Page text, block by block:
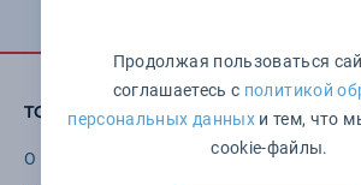
TOOMANYGIFTS
О компании
Бренды
Продолжая пользоваться
соглашаетесь с политикой
персональных данныхи тем, что
cookie-файлы.